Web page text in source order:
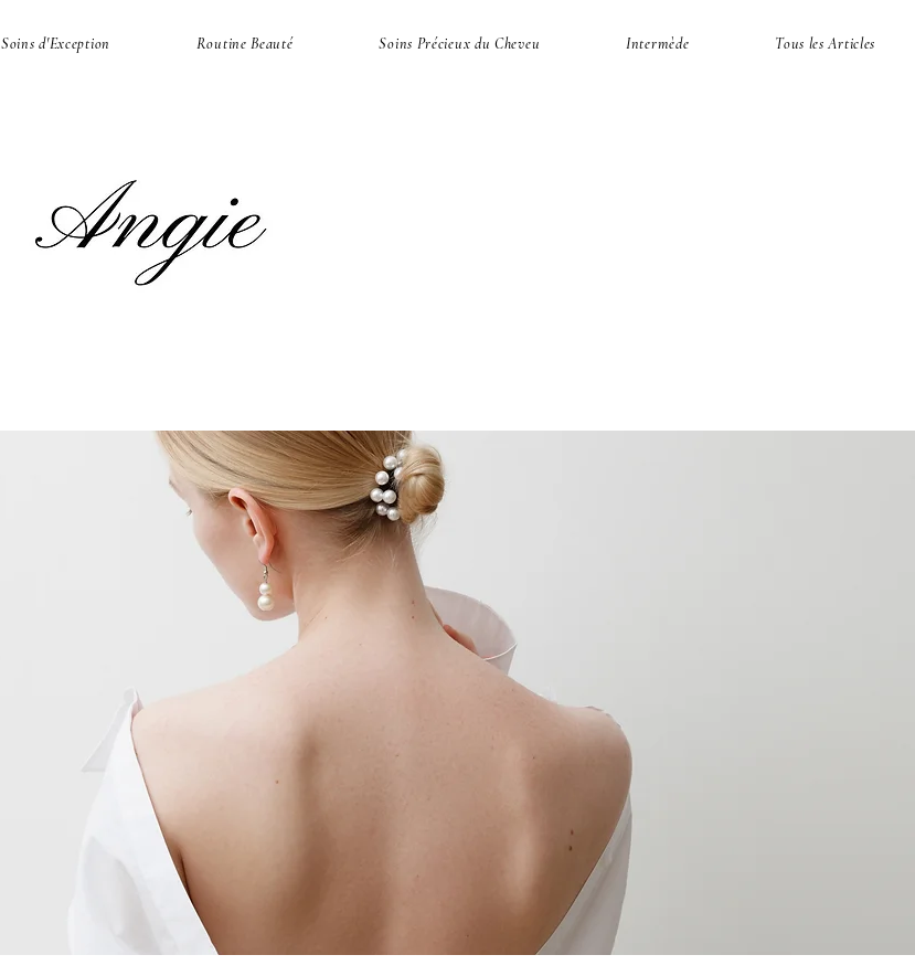
Soins d'Exception Routine Beauté Soins Précieux du Cheveu Intermède Tous les Articles